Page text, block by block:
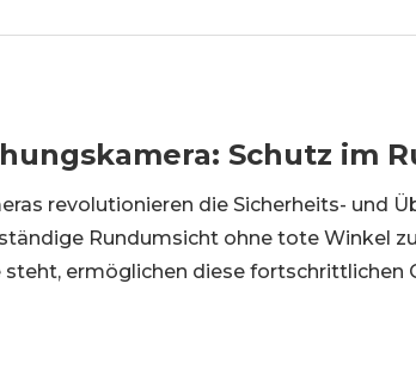
Schutz im
revolutionieren die Sicherheits- und
Rundumsicht ohne tote Winkel
steht, ermöglichen diese fortschrittlichen